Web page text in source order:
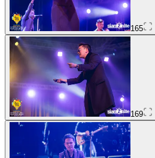
165
169